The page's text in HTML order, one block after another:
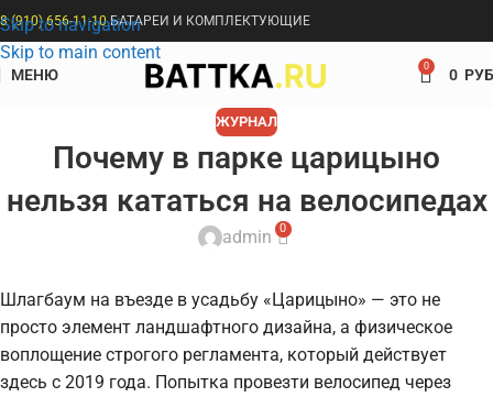
Skip to navigation
Skip to main content
8 (910) 656-11-10БАТАРЕИ И КОМПЛЕКТУЮЩИЕ
МЕНЮ 0 0
ЖУРНАЛ
Почему в парке царицыно
нельзя кататься на велосипедах
admin 0
Шлагбаум на въезде в усадьбу «Царицыно» — это не
просто элемент ландшафтного дизайна, а физическое
воплощение строгого регламента, который действует
здесь с 2019 года. Попытка провезти велосипед через